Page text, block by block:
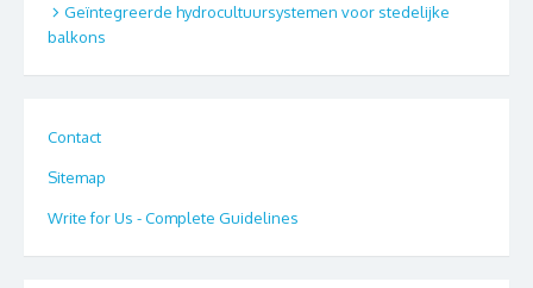
Geïntegreerde hydrocultuursystemen voor stedelijke
balkons
Contact
Sitemap
Write for Us - Complete Guidelines